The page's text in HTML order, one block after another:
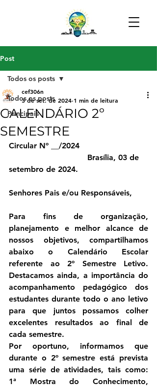
Post
Todos os posts
Principais
Todos os posts
CALENDÁRIO 2º
SEMESTRE
cef306n
3 de set. de 2024 1 min de leitura
Circular Nº __/2024
Brasília, 03 de
setembro de 2024.
Senhores Pais e/ou Responsáveis,
Para fins de organização,
planejamento e melhor alcance de
nossos objetivos, compartilhamos
abaixo o Calendário Escolar
referente ao 2º Semestre Letivo.
Destacamos ainda, a importância do
acompanhamento pedagógico dos
estudantes durante todo o ano letivo
para que juntos possamos colher
excelentes resultados ao final de
cada semestre.
Por oportuno, informamos que
durante o 2º semestre está prevista
uma série de atividades, tais como:
1ª Mostra do Conhecimento,